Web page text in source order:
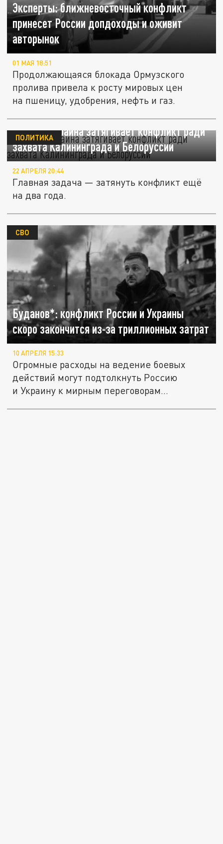
Эксперты: ближневосточный конфликт
принесет России допдоходы и оживит
авторынок
01 МАЯ 18:51
Продолжающаяся блокада Ормузского
пролива привела к росту мировых цен
на пшеницу, удобрения, нефть и газ.
Кнутов: Украина затягивает конфликт ради
захвата Калининграда и Белоруссии
ПОЛИТИКА
22 АПРЕЛЯ 20:44
Главная задача — затянуть конфликт ещё
на два года.
Буданов*: конфликт России и Украины
скоро закончится из-за триллионных затрат
СВО
10 АПРЕЛЯ 15:33
Огромные расходы на ведение боевых
действий могут подтолкнуть Россию
и Украину к мирным переговорам...